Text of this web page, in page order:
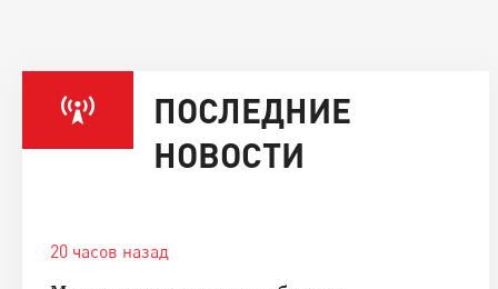
ПОСЛЕДНИЕ
НОВОСТИ
20 часов назад